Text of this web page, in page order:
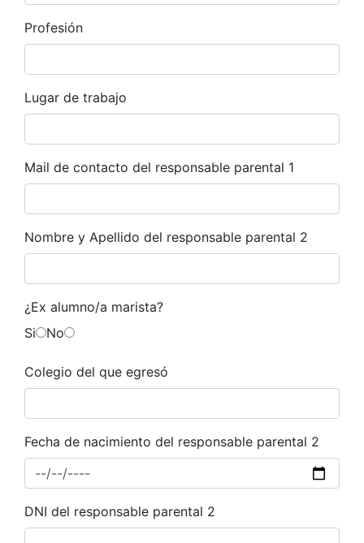
Profesión
Lugar de trabajo
Mail de contacto del responsable parental 1
Nombre y Apellido del responsable parental 2
¿Ex alumno/a marista?
Si
No
Colegio del que egresó
Fecha de nacimiento del responsable parental 2
DNI del responsable parental 2